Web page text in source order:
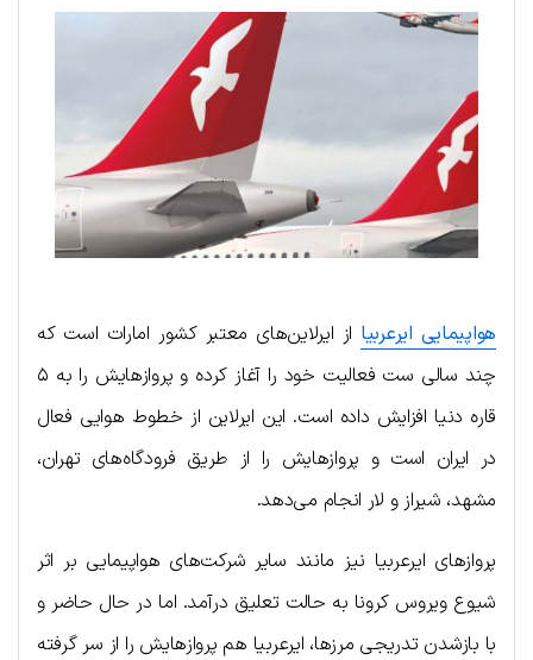
هواپیمایی ایرعربیا از ایرلاین‌های معتبر کشور امارات است که
چند سالی ست فعالیت خود را آغاز کرده و پروازهایش را به ۵
قاره دنیا افزایش داده است. این ایرلاین از خطوط هوایی فعال
در ایران است و پروازهایش را از طریق فرودگاه‌های تهران،
مشهد، شیراز و لار انجام می‌دهد.
پروازهای ایرعربیا نیز مانند سایر شرکت‌های هواپیمایی بر اثر
شیوع ویروس کرونا به حالت تعلیق درآمد. اما در حال حاضر و
با بازشدن تدریجی مرزها، ایرعربیا هم پروازهایش را از سر گرفته